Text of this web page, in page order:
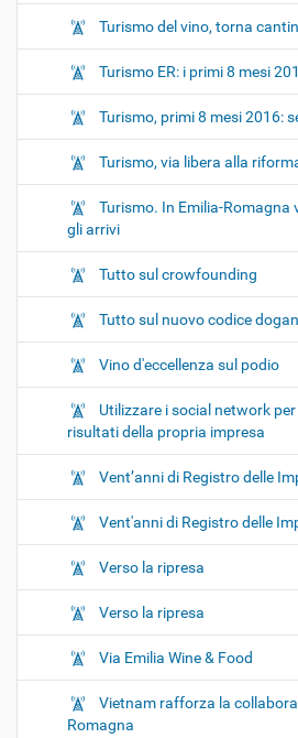
Turismo del vino, torna
Turismo ER: i primi 8 mesi
Turismo, primi 8 mesi 2016:
Turismo, via libera alla
Turismo. In Emilia-Romagna
gli arrivi
Tutto sul crowfounding
Tutto sul nuovo codice
Vino d'eccellenza sul podio
Utilizzare i social network
risultati della propria impresa
Vent’anni di Registro delle
Vent'anni di Registro delle
Verso la ripresa
Verso la ripresa
Via Emilia Wine & Food
Vietnam rafforza la
Romagna